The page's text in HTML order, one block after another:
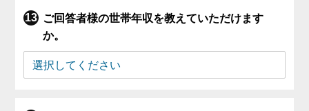
ご回答者様の世帯年収を教えていただけます
か。